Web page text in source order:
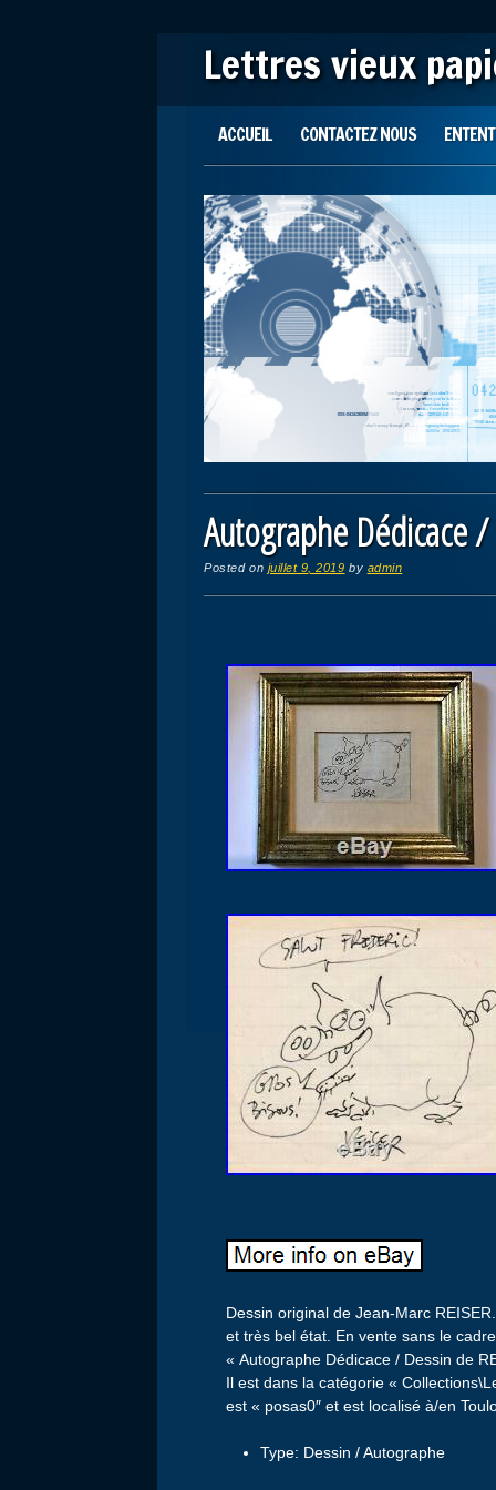
Lettres vieux
Main menu
ACCUEIL CONTACTEZ NOUS
Autographe Dédicace /
Posted on juillet 9, 2019 by admin
Dessin original de Jean-Marc
et très bel état. En vente sans le
« Autographe Dédicace / Dessin de
Il est dans la catégorie «
est « posas0″ et est localisé à/en
Type: Dessin / Autographe